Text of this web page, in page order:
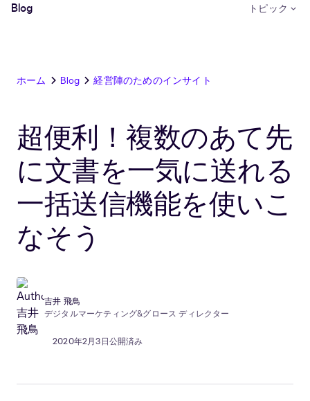
Blog トピック
ホーム Blog 経営陣のためのインサイト
超便利！複数のあて先
に文書を一気に送れる
一括送信機能を使いこ
なそう
吉井 飛鳥
デジタルマーケティング&グロース ディレクター
2020年2月3日公開済み